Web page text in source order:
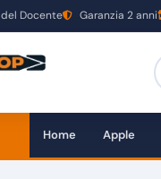
Docente Garanzia 2 anni
Home Apple